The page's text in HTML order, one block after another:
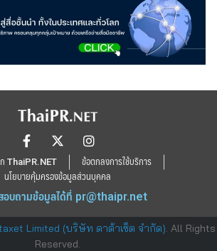
ThaiPR.NET
ข้อตกลงการใช้บริการ
นโยบายคุ้มครองข้อมูลส่วนบุคคล
บถามข้อมูลได้ที่ pr@thaipr.net
Limited (บริษัท ดาต้าเซ็ต จำกัด). All Rights
Reserved.